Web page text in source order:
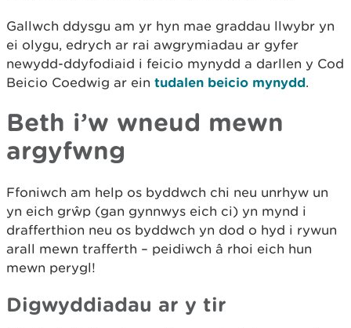
Gallwch ddysgu am yr hyn mae graddau llwybr yn
ei olygu, edrych ar rai awgrymiadau ar gyfer
newydd-ddyfodiaid i feicio mynydd a darllen y Cod
Beicio Coedwig ar ein tudalen beicio mynydd.
Beth i’w wneud mewn
argyfwng
Ffoniwch am help os byddwch chi neu unrhyw un
yn eich grŵp (gan gynnwys eich ci) yn mynd i
drafferthion neu os byddwch yn dod o hyd i rywun
arall mewn trafferth – peidiwch â rhoi eich hun
mewn perygl!
Digwyddiadau ar y tir